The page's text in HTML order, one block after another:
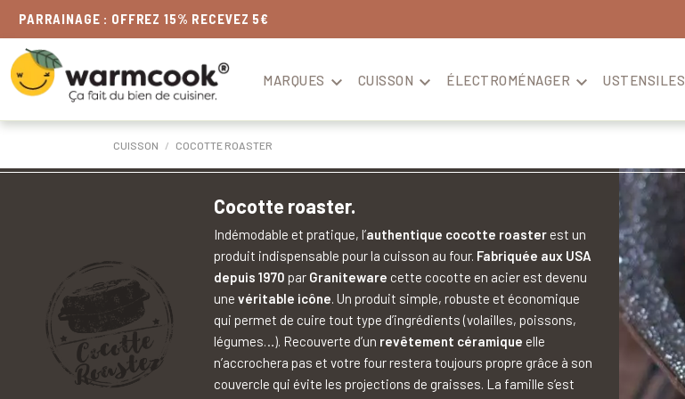
LIVRAISONOFFERTEDÈS 49€
MARQUES  CUISSON  ÉLECTROMÉNAGER  USTENSILES
CUISSON COCOTTE ROASTER
Cocotte roaster.
Indémodable et pratique, l’authentique cocotte roasterest un
produit indispensable pour la cuisson au four. Fabriquée aux USA
depuis 1970 par Graniteware cette cocotte en acier est devenu
une véritable icône. Un produit simple, robuste et économique
qui permet de cuire tout type d’ingrédients (volailles, poissons,
légumes…). Recouverte d’un revêtement céramique elle
n’accrochera pas et votre four restera toujours propre grâce à son
couvercle qui évite les projections de graisses. La famille s’est